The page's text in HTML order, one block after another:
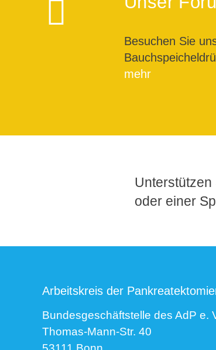
Besuchen Sie
mehr
Unterstützen
oder einer
Arbeitskreis der
Bundesgeschäftstelle des AdP e.
Thomas-Mann-Str. 40